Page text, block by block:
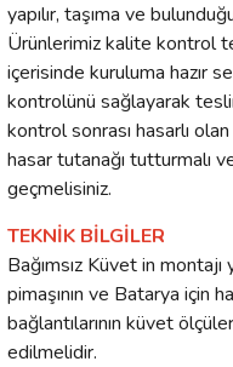
yapılır, taşıma ve
Ürünlerimiz kalite kontrol
içerisinde kuruluma hazır
kontrolünü sağlayarak
kontrol sonrası hasarlı
hasar tutanağı tutturmalı
geçmelisiniz.
TEKNİK BİLGİLER
Bağımsız Küvet in
pimaşının ve Batarya için
bağlantılarının küvet
edilmelidir.